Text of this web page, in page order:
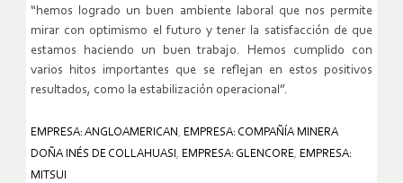
“hemos logrado un buen ambiente laboral que nos permite
mirar con optimismo el futuro y tener la satisfacción de que
estamos haciendo un buen trabajo. Hemos cumplido con
varios hitos importantes que se reflejan en estos positivos
resultados, como la estabilización operacional”.
EMPRESA: ANGLOAMERICAN , EMPRESA: COMPAÑÍA MINERA
DOÑA INÉS DE COLLAHUASI , EMPRESA: GLENCORE, EMPRESA:
MITSUI